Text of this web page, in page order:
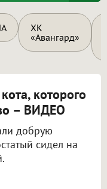
ХК
«Авангард»
которого
– ВИДЕО
добрую
сидел на